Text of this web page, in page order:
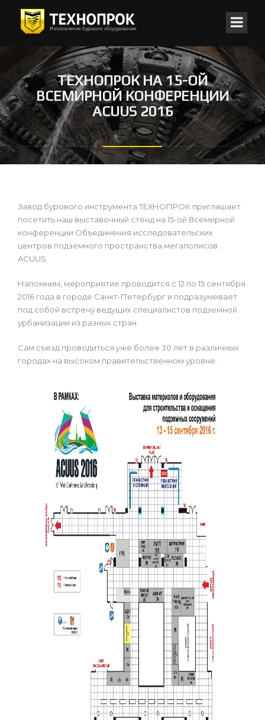
ТЕХНОПРОК НА 15-ОЙ
ВСЕМИРНОЙ КОНФЕРЕНЦИИ
ACUUS 2016
Завод бурового инструмента ТЕХНОПРОК приглашает
посетить наш выставочный стенд на 15-ой Всемирной
конференции Объединения исследовательских
центров подземного пространства мегаполисов
ACUUS.
Напомним, мероприятие проводится с 12 по 15 сентября
2016 года в городе Санкт-Петербург и подразумевает
под собой встречу ведущих специалистов подземной
урбанизации из разных стран.
Сам съезд проводиться уже более 30 лет в различных
городах на высоком правительственном уровне.